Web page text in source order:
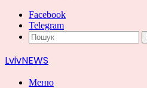
Facebook
Telegram
LvivNEWS
Меню